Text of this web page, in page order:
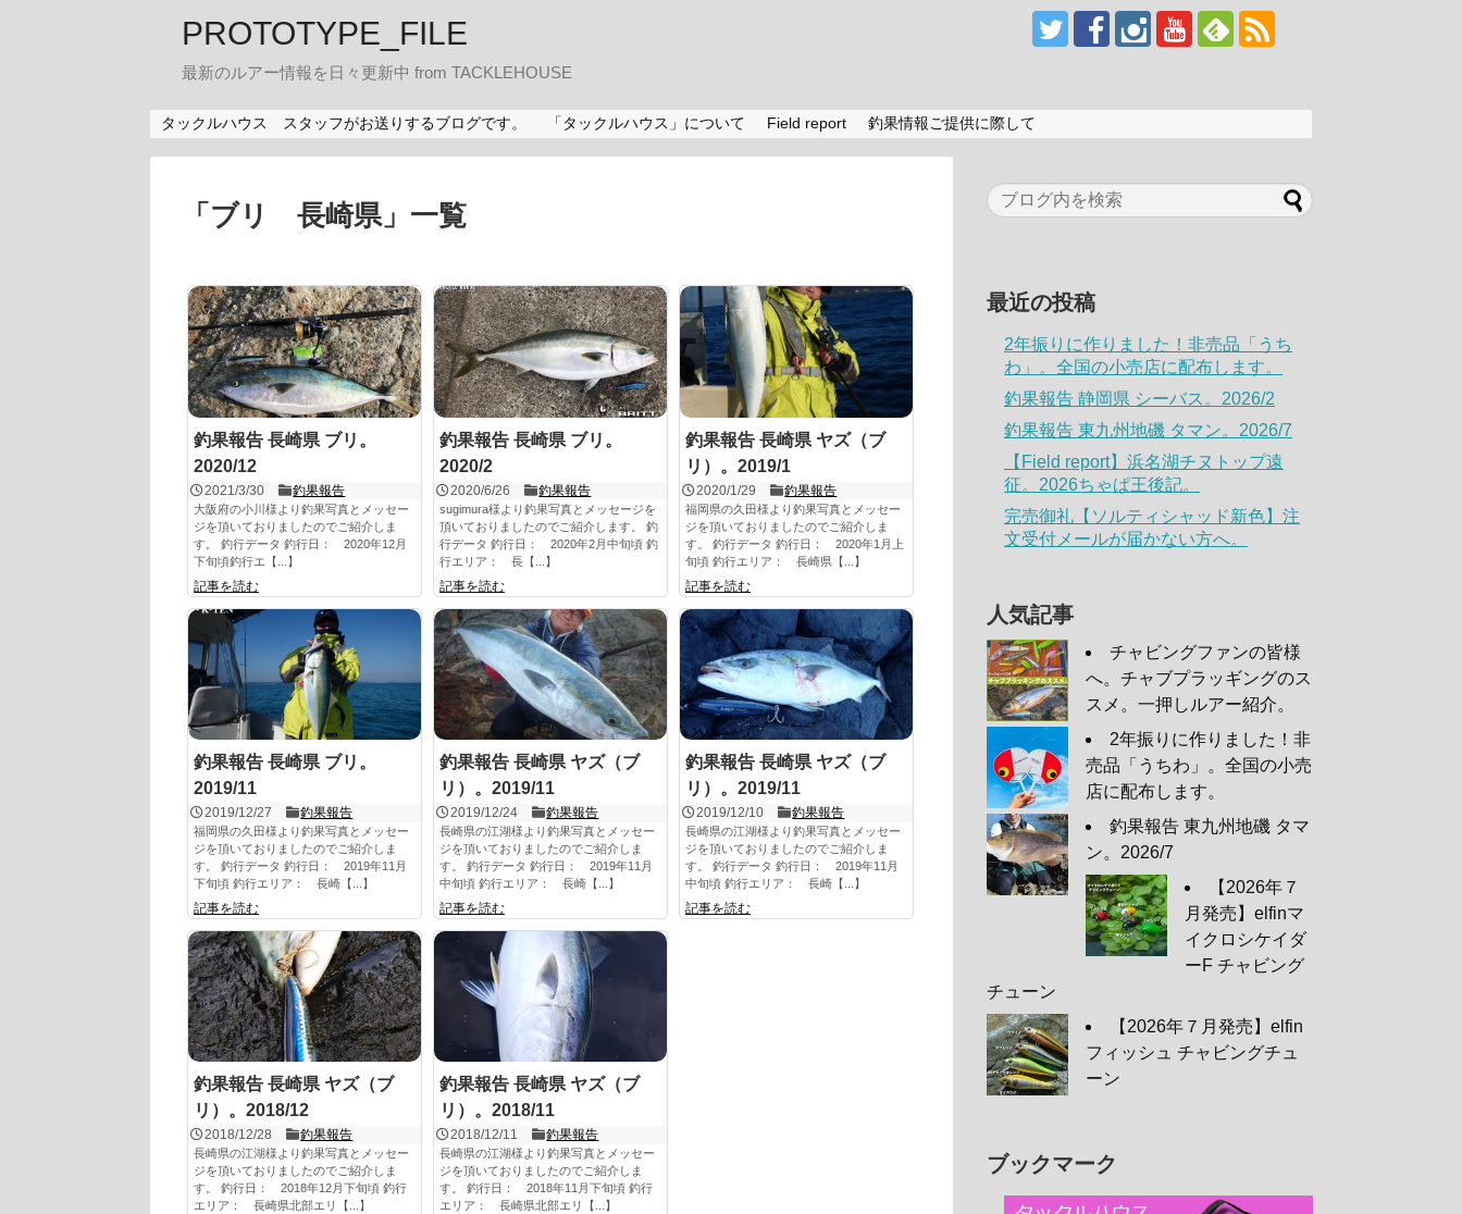
PROTOTYPE_FILE
最新のルアー情報を日々更新中 from TACKLEHOUSE
タックルハウス スタッフがお送りするブログです。 「タックルハウス」について Field report 釣果情報ご提供に際して
「 ブリ 長崎県」 一覧
釣果報告 長崎県 ブリ。
2020/12
2021/3/30 釣果報告
大阪府の小川様より釣果写真とメッセー
ジを頂いておりましたのでご紹介しま
す。 釣行データ 釣行日： 2020年12月
下旬頃釣行エ【...】
記事を読む
釣果報告 長崎県 ブリ。
2020/2
2020/6/26 釣果報告
sugimura様より釣果写真とメッセージを
頂いておりましたのでご紹介します。 釣
行データ 釣行日： 2020年2月中旬頃 釣
行エリア： 長【...】
記事を読む
釣果報告 長崎県 ヤズ（ブ
リ）。2019/1
2020/1/29 釣果報告
福岡県の久田様より釣果写真とメッセー
ジを頂いておりましたのでご紹介しま
す。 釣行データ 釣行日： 2020年1月上
旬頃 釣行エリア： 長崎県【...】
記事を読む
釣果報告 長崎県 ブリ。
2019/11
2019/12/27 釣果報告
福岡県の久田様より釣果写真とメッセー
ジを頂いておりましたのでご紹介しま
す。 釣行データ 釣行日： 2019年11月
下旬頃 釣行エリア： 長崎【...】
記事を読む
釣果報告 長崎県 ヤズ（ブ
リ）。2019/11
2019/12/24 釣果報告
長崎県の江湖様より釣果写真とメッセー
ジを頂いておりましたのでご紹介しま
す。 釣行データ 釣行日： 2019年11月
中旬頃 釣行エリア： 長崎【...】
記事を読む
釣果報告 長崎県 ヤズ（ブ
リ）。2019/11
2019/12/10 釣果報告
長崎県の江湖様より釣果写真とメッセー
ジを頂いておりましたのでご紹介しま
す。 釣行データ 釣行日： 2019年11月
中旬頃 釣行エリア： 長崎【...】
記事を読む
釣果報告 長崎県 ヤズ（ブ
リ）。2018/12
2018/12/28 釣果報告
長崎県の江湖様より釣果写真とメッセー
ジを頂いておりましたのでご紹介しま
す。 釣行日： 2018年12月下旬頃 釣行
エリア： 長崎県北部エリ【...】
釣果報告 長崎県 ヤズ（ブ
リ）。2018/11
2018/12/11 釣果報告
長崎県の江湖様より釣果写真とメッセー
ジを頂いておりましたのでご紹介しま
す。 釣行日： 2018年11月下旬頃 釣行
エリア： 長崎県北部エリ【...】
最近の投稿
2年振りに作りました！非売品「うち
わ」。全国の小売店に配布します。
釣果報告 静岡県 シーバス。2026/2
釣果報告 東九州地磯 タマン。2026/7
【Field report】浜名湖チヌトップ遠
征。2026ちゃぱ王後記。
完売御礼【ソルティシャッド新色】注
文受付メールが届かない方へ。
人気記事
チャビングファンの皆様
へ。チャブプラッギングのス
スメ。一押しルアー紹介。
2年振りに作りました！非
売品「うちわ」。全国の小売
店に配布します。
釣果報告 東九州地磯 タマ
ン。2026/7
【2026年７
月発売】elfinマ
イクロシケイダ
ーF チャビング
チューン
【2026年７月発売】elfin
フィッシュ チャビングチュ
ーン
ブックマーク